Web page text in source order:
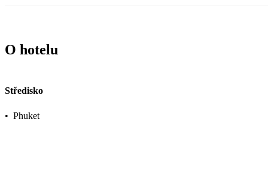
O hotelu
Středisko
• Phuket